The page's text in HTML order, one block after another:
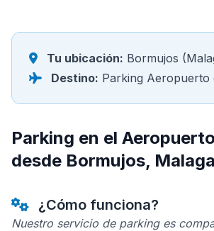
Tu ubicación: Bormujos
Destino: Parking Aeropuerto
Parking en el
desde Bormujos, Malaga
¿Cómo funciona?
Nuestro servicio de parking es